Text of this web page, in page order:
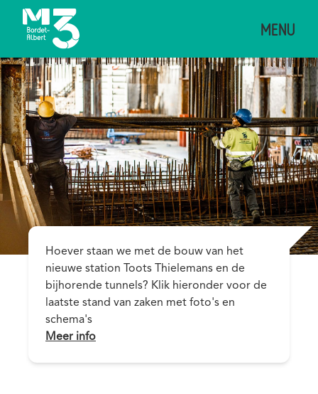
Overslaan
de
inhoud
gaan
MENU
Description
Hoever staan we met de bouw van het
nieuwe station Toots Thielemans en de
bijhorende tunnels? Klik hieronder voor de
laatste stand van zaken met foto's en
schema's
Link
Meer info